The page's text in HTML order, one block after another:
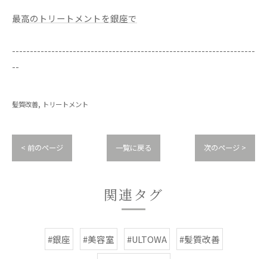
最高のトリートメントを銀座で
--------------------------------------------------------------------
--
髪質改善 トリートメント
< 前のページ 一覧に戻る 次のページ >
関連タグ
#銀座 #美容室 #ULTOWA
#髪質改善